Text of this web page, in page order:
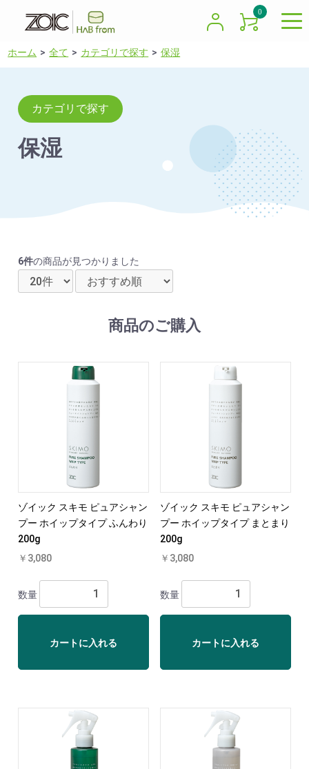
0
ホーム 全て カテゴリで探す 保湿
カテゴリで探す
保湿
6件の商品が見つかりました
商品のご購入
ゾイック スキモ ピュアシャン
プー ホイップタイプ ふんわり
200g
￥3,080
数量
カートに入れる
ゾイック スキモ ピュアシャン
プー ホイップタイプ まとまり
200g
￥3,080
数量
カートに入れる